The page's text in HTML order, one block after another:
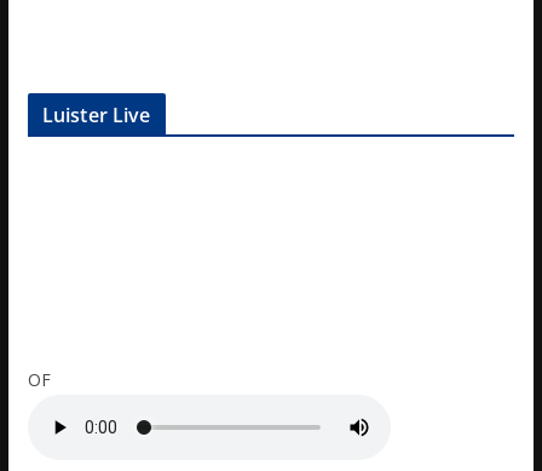
Luister Live
OF